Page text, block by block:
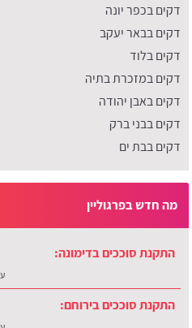
דקים בכפר יונה
דקים בבאר יעקב
דקים בלוד
דקים במזכרת בתיה
דקים באבן יהודה
דקים בבני ברק
דקים בבת ים
מה חדש בפרגוליין
התקנת סוככים בדימונה:
התקנת סוככים בירוחם: